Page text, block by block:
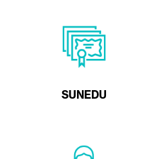
SUNEDU